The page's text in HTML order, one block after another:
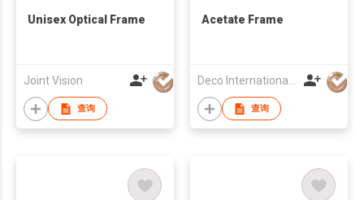
Unisex Optical Frame
Joint Vision
查询
Acetate Frame
Deco International Co., Ltd.
查询